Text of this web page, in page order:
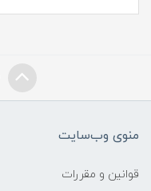
منوی وب‌سایت
قوانین و مقررات